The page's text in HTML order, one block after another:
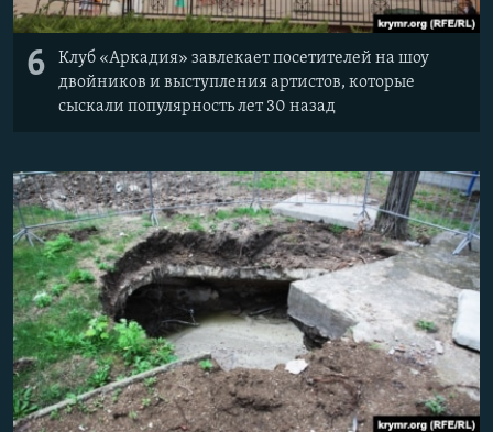
6
Клуб «Аркадия» завлекает посетителей на шоу
двойников и выступления артистов, которые
сыскали популярность лет 30 назад